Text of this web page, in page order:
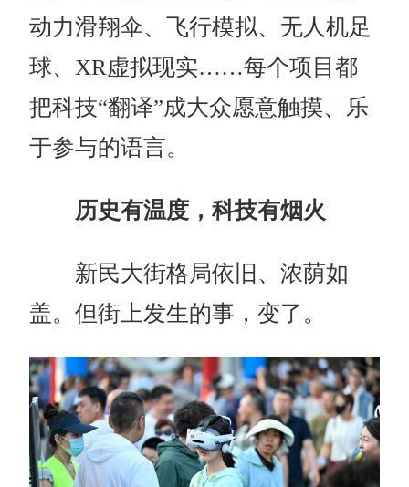
动力滑翔伞、飞行模拟、无人机足
球、XR虚拟现实……每个项目都
把科技“翻译”成大众愿意触摸、乐
于参与的语言。
历史有温度，科技有烟火
新民大街格局依旧、浓荫如
盖。但街上发生的事，变了。